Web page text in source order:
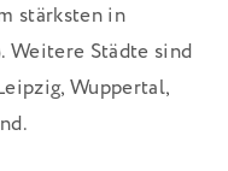
stärksten in
Weitere Städte sind
Wuppertal,